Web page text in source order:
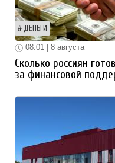
ДЕНЬГИ
08:01 | 8 августа
Сколько россиян
за финансовой